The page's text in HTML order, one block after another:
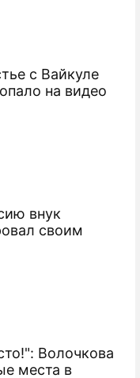
с Вайкуле
на видео
внук
своим
Волочкова
места в
банкам
России